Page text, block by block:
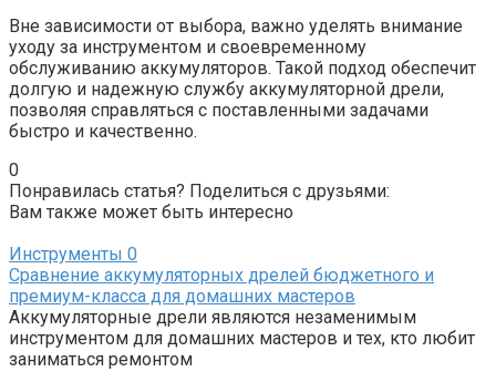
Вне зависимости от выбора, важно уделять внимание
уходу за инструментом и своевременному
обслуживанию аккумуляторов. Такой подход обеспечит
долгую и надежную службу аккумуляторной дрели,
позволяя справляться с поставленными задачами
быстро и качественно.
0
Понравилась статья? Поделиться с друзьями:
Вам также может быть интересно
Инструменты 0
Сравнение аккумуляторных дрелей бюджетного и
премиум-класса для домашних мастеров
Аккумуляторные дрели являются незаменимым
инструментом для домашних мастеров и тех, кто любит
заниматься ремонтом